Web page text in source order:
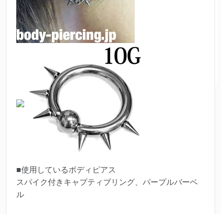
■使用しているボディピアス
スパイク付きキャプティブリング、パープルバーベ
ル